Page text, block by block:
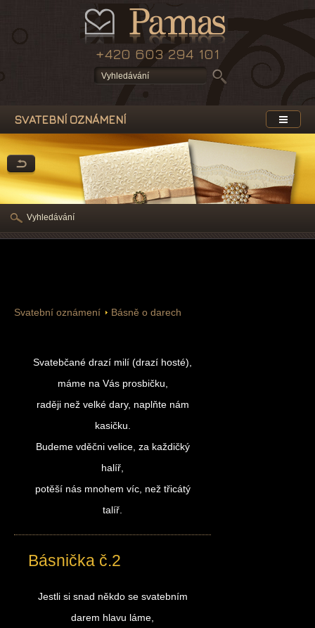
+420 603 294 101
SVATEBNÍ OZNÁMENÍ
Svatební oznámení Básně o darech
Svatebčané drazí milí (drazí hosté),
máme na Vás prosbičku,
raději než velké dary, naplňte nám
kasičku.
Budeme vděčni velice, za každičký
halíř,
potěší nás mnohem víc, než třicátý
talíř.
Básnička č.2
Jestli si snad někdo se svatebním
darem hlavu láme,
Vyhledávání